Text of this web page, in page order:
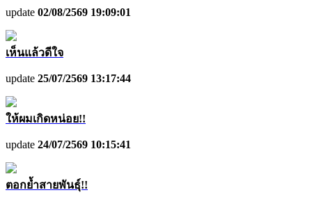
update 02/08/2569 19:09:01
เห็นแล้วดีใจ
update 25/07/2569 13:17:44
ให้ผมเกิดหน่อย!!
update 24/07/2569 10:15:41
ตอกย้ำสายพันธุ์!!